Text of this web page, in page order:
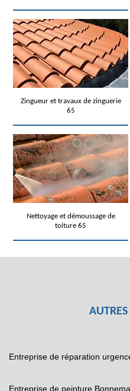
Zingueur et travaux de zinguerie
65
Nettoyage et démoussage de
toiture 65
AUTRES
Entreprise de réparation
Entreprise de peinture